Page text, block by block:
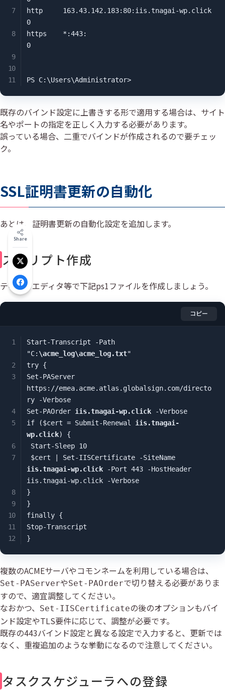
http     163.43.142.183:80:iis.tnagai-wp.click
0
https    *:443:
0
PS C:\Users\Administrator>
既存のバインド設定に上書きする形で適用する場合は、サイト
名やポートの指定を正しく入力する必要があります。
誤っている場合、二重でバインドが作成されるので要チェッ
ク。
SSL証明書更新の自動化
あとは、証明書更新の自動化設定を追加します。
スクリプト作成
テキストエディタ等で下記ps1ファイルを作成しましょう。
コピー
Start-Transcript -Path
"C: \acme_log\acme_log.txt"
try {
https://emea.acme.atlas.globalsign.com/directo
ry -Verbose
Set-PAOrder iis.tnagai-wp.click -Verbose
if ($cert = Submit-Renewal iis.tnagai-
wp.click) {
iis.tnagai-wp.click -Port 443 -HostHeader
iis.tnagai-wp.click -Verbose
}
}
finally {
Stop-Transcript
}
複数のACMEサーバやコモンネームを利用している場合は、
Set-PAServerやSet-PAOrderで切り替える必要がありま
すので、適宜調整してください。
なおかつ、
Set-IISCertificateの後のオプションもバイ
ンド設定やTLS要件に応じて、調整が必要です。
既存の443バインド設定と異なる設定で入力すると、更新では
なく、重複追加のような挙動になるので注意してください。
タスクスケジューラへの登録
Share
Xでシェア
Facebookでシェア